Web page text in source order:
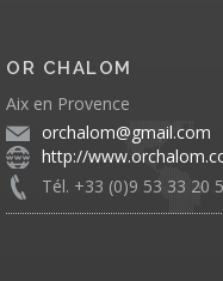
OR CHALOM
Aix en Provence
orchalom@gmail.com
http://
Tél. +33 (0)9 53 33 20